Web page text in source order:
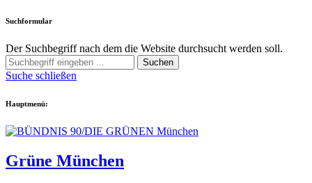
Suchformular
Der Suchbegriff nach dem die Website durchsucht werden soll.
Suchen
Suche schließen
Hauptmenü:
Grüne München